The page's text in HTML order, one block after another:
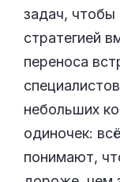
задач, чтобы
стратегией
переноса
небольших
одиночек:
понимают,